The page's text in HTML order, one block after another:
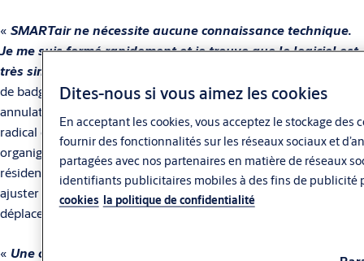
« SMARTair ne nécessite aucune connaissance technique.
Je me suis formé rapidement et je trouve que le logiciel est
très simple à utiliser.
de badge par un résident, le logiciel TS1000 permet une
annulation rapide et sans complication — un changement
radical comparé aux clés, cylindres mécaniques et
organigrammes de clés traditionnels. Le gestionnaire de la
résidence peut ainsi réagir immédiatement en cas d'incident et
ajuster les autorisations d'accès à tout moment, sans avoir à se
déplacer physiquement dans les locaux.
« Une clé perdue peut toujours être utilisée. Un badge
Dites-nous si vous aimez les cookies
En acceptant les cookies, vous acceptez le stockage
fournir des fonctionnalités sur les réseaux sociaux et
partagées avec nos partenaires en matière de réseaux
identifiants publicitaires mobiles à des fins de publicité
cookies la politique de confidentialité